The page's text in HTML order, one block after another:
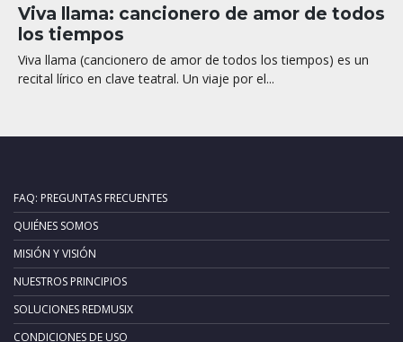
Viva llama: cancionero de amor de todos
los tiempos
Viva llama (cancionero de amor de todos los tiempos) es un
recital lírico en clave teatral. Un viaje por el...
FAQ: PREGUNTAS FRECUENTES
QUIÉNES SOMOS
MISIÓN Y VISIÓN
NUESTROS PRINCIPIOS
SOLUCIONES REDMUSIX
CONDICIONES DE USO